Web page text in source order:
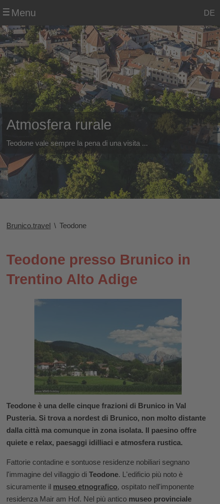
Menu DE
Brunico.travel \ Teodone
Teodone presso Brunico in
Trentino Alto Adige
Teodone è una delle cinque frazioni di Brunico in Val
Pusteria. Si trova a nordest di Brunico, non molto distante
dalla città ma comunque in zona isolata. Il paesino offre
quiete e relax, paesaggi idilliaci e atmosfera rustica.
Fattorie contadine e sontuose residenze nobiliari segnano
l'immagine del villaggio diTeodone. L'edificio più noto è
sicuramente il museo etnografico, ospitato nell'imponente
residenza Mair am Hof. Nel più antico museo provinciale
Atmosfera rurale
Teodone vale sempre la pena di una visita ...